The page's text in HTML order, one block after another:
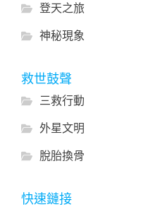
登天之旅
神秘現象
救世鼓聲
三救行動
外星文明
脫胎換骨
快速鏈接